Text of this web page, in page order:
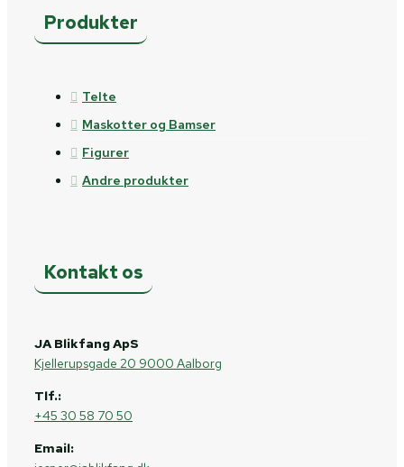
Produkter
Telte
Maskotter og Bamser
Figurer
Andre produkter
Kontakt os
JA Blikfang ApS
Kjellerupsgade 20 9000 Aalborg
Tlf.:
+45 30 58 70 50
Email: